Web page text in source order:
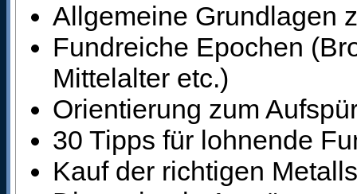
Allgemeine Grundlagen
Fundreiche Epochen
Mittelalter etc.)
Orientierung zum
30 Tipps für lohnende
Kauf der richtigen